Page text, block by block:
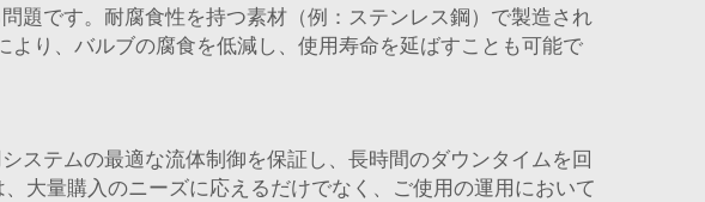
題です。耐腐食性を持つ素材（例：ステンレス鋼）で製造され
り、バルブの腐食を低減し、使用寿命を延ばすことも可能で
ステムの最適な流体制御を保証し、長時間のダウンタイムを回
大量購入のニーズに応えるだけでなく、ご使用の運用において